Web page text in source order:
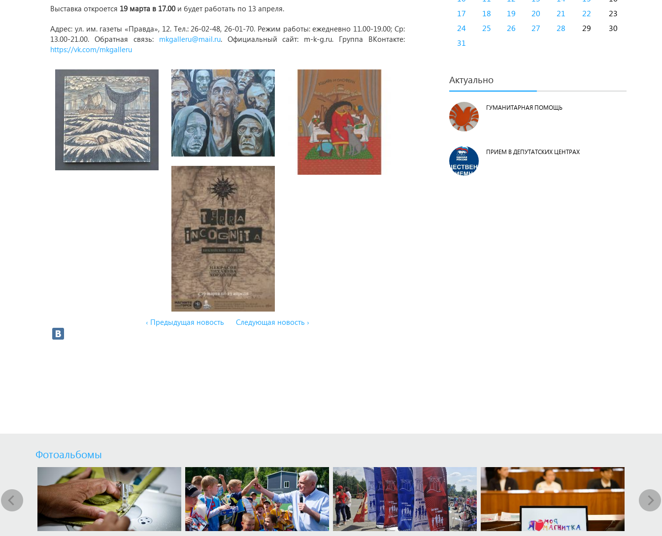
Выставка откроется 19 марта в 17.00 и будет работать по 13 апреля.
Адрес: ул. им. газеты «Правда», 12. Тел.: 26-02-48, 26-01-70. Режим работы: ежедневно 11.00-19.00; Ср:
13.00-21.00. Обратная связь: mkgalleru@mail.ru. Официальный сайт: m-k-g.ru. Группа ВКонтакте:
https://vk.com/mkgalleru
‹ Предыдущая новость Следующая новость ›
17
18 19 20 21 22
23
24
25 26 27 28 29
30
31
Актуально
ГУМАНИТАРНАЯ ПОМОЩЬ
ПРИЕМ В ДЕПУТАТСКИХ ЦЕНТРАХ
Фотоальбомы